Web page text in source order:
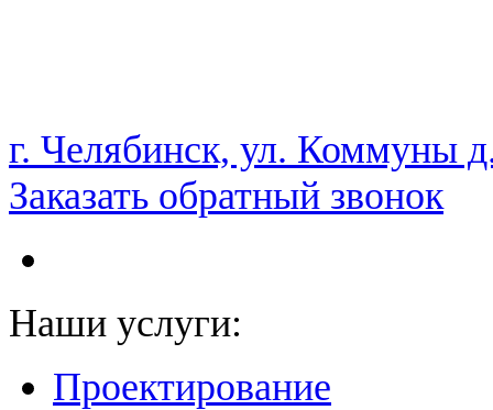
НАМ ДОВЕРЯЮТ С 2003 ГОДА
г. Челябинск, ул. Коммуны
Заказать обратный звонок
Наши услуги:
Проектирование